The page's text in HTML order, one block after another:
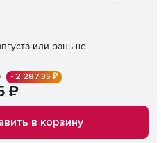
или раньше
- 2 287,35 ₽
₽
в корзину